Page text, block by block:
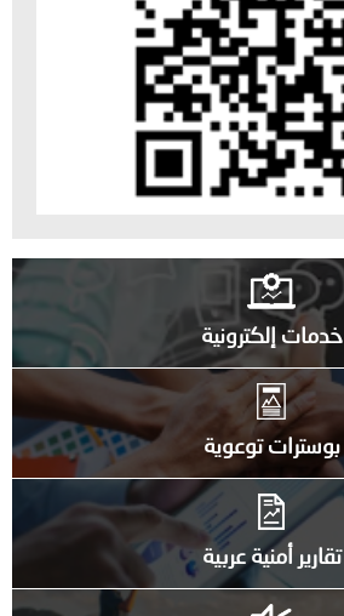
خدمات إلكترونية
بوسترات توعوية
تقارير أمنية عربية